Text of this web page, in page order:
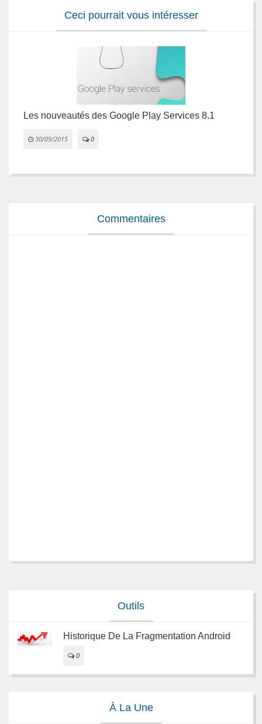
Ceci pourrait vous intéresser
Les nouveautés des Google Play Services 8.1
30/09/2015 0
Commentaires
Outils
Historique De La Fragmentation Android
0
À La Une